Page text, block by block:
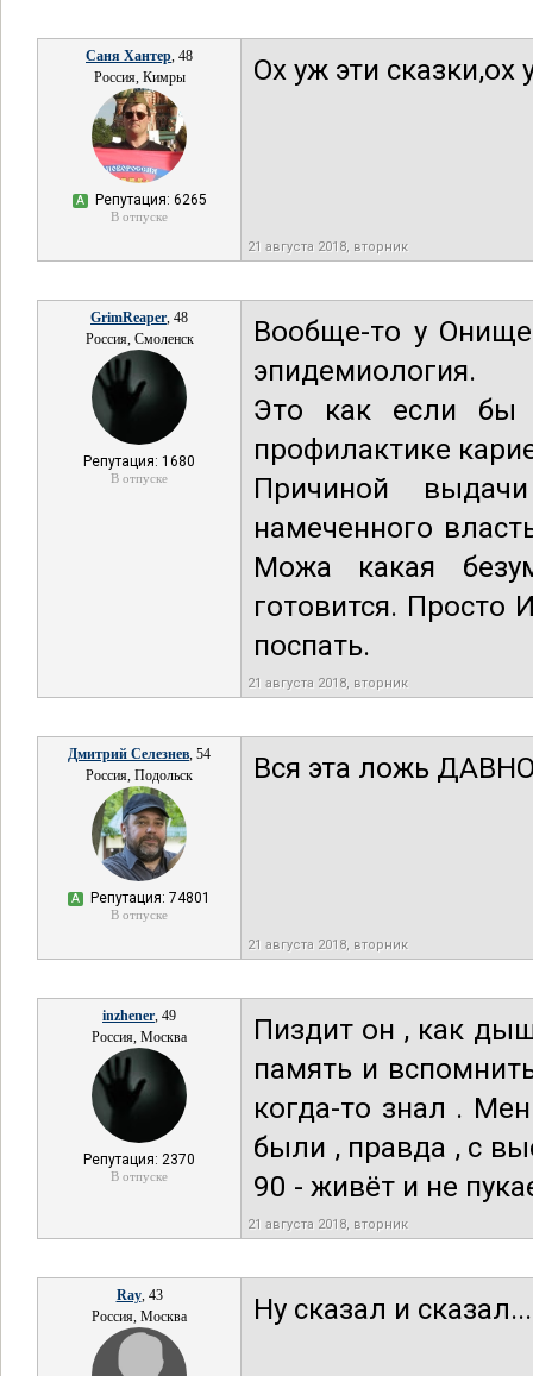
Саня Хантер, 48
Россия, Кимры
А Репутация: 6265
В отпуске
Ох уж эти сказки,ох
21 августа 2018, вторник
GrimReaper, 48
Россия, Смоленск
Репутация: 1680
В отпуске
Вообще-то у
эпидемиология.
Это как если бы
профилактике
Причиной
намеченного
Можа какая
готовится. Просто
поспать.
21 августа 2018, вторник
Дмитрий Селезнев, 54
Россия, Подольск
А Репутация: 74801
В отпуске
Вся эта ложь
21 августа 2018, вторник
inzhener, 49
Россия, Москва
Репутация: 2370
В отпуске
Пиздит он , как
память и
когда-то знал .
были , правда , с
90 - живёт и не
21 августа 2018, вторник
Ray, 43
Россия, Москва
Ну сказал и